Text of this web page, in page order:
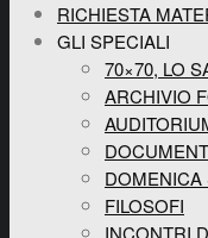
RICHIESTA
GLI SPECIALI
70×70, LO
ARCHIVIO
DOMENICA
FILOSOFI
INCONTRI